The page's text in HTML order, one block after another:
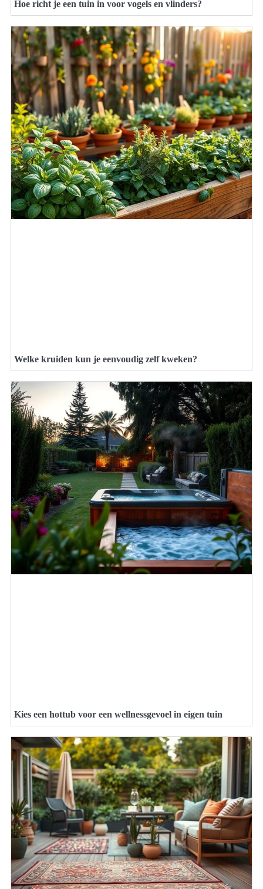
Hoe richt je een tuin in voor vogels en vlinders?
Welke kruiden kun je eenvoudig zelf kweken?
Kies een hottub voor een wellnessgevoel in eigen tuin